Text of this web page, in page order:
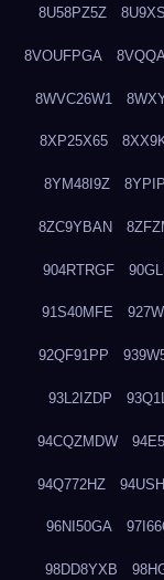
8U58PZ5Z
8VOUFPGA
8WVC26W1
8XP25X65
8YM48I9Z
8ZC9YBAN
904RTRGF
91S40MFE
92QF91PP
93L2IZDP
94CQZMDW
94Q772HZ
96NI50GA
98DD8YXB